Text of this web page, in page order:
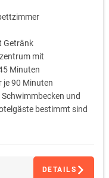
Getränk
mit
Minuten
je 90 Minuten
und
bestimmt sind
DETAILS